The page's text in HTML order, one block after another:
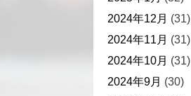
2024年12月 (31)
2024年11月 (31)
2024年10月 (31)
2024年9月 (30)